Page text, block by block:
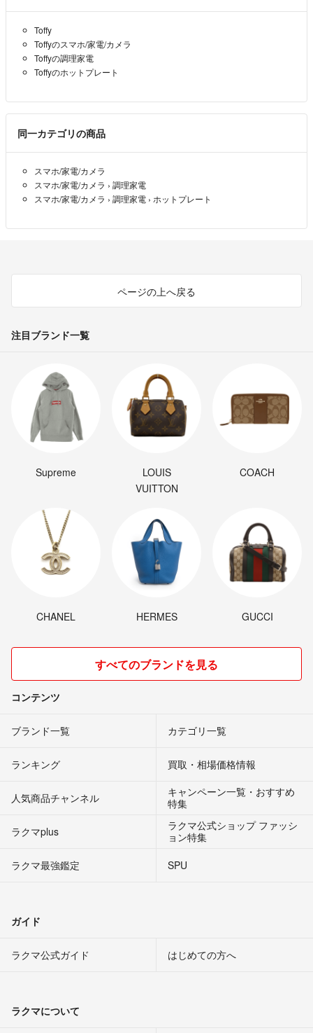
Toffy
Toffyのスマホ/家電/カメラ
Toffyの調理家電
Toffyのホットプレート
同一カテゴリの商品
スマホ/家電/カメラ
スマホ/家電/カメラ › 調理家電
スマホ/家電/カメラ › 調理家電 › ホットプレート
ページの上へ戻る
注目ブランド一覧
Supreme
LOUIS
VUITTON
COACH
CHANEL HERMES GUCCI
すべてのブランドを見る
コンテンツ
ブランド一覧 カテゴリ一覧
ランキング 買取・相場価格情報
人気商品チャンネル
キャンペーン一覧・おすすめ
特集
ラクマplus
ラクマ公式ショップ ファッシ
ョン特集
ラクマ最強鑑定
SPU
ガイド
ラクマ公式ガイド はじめての方へ
ラクマについて